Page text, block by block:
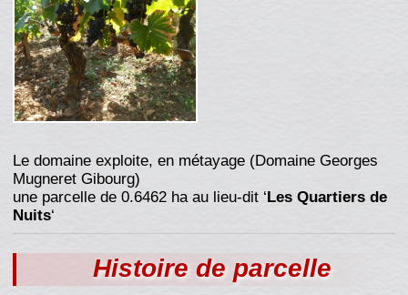
Le domaine exploite, en métayage (Domaine Georges
Mugneret Gibourg)
une parcelle de 0.6462 ha au lieu-dit ‘ Les Quartiers de
Nuits‘
Histoire de parcelle